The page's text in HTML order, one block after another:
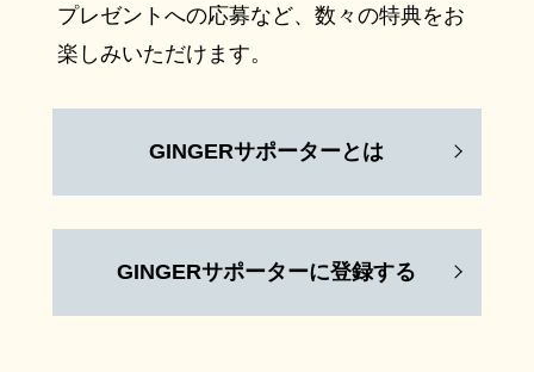
プレゼントへの応募など、数々の特典をお
楽しみいただけます。
GINGERサポーターとは
GINGERサポーターに登録する